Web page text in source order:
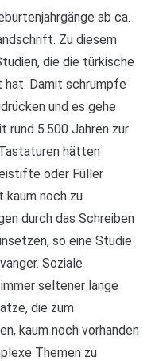
ab ca.
Zu diesem
die die türkische
Damit schrumpfe
und es gehe
rund 5.500 Jahren zur
hätten
oder Füller
noch zu
durch das Schreiben
so eine Studie
Soziale
seltener lange
die zum
kaum noch vorhanden
Themen zu